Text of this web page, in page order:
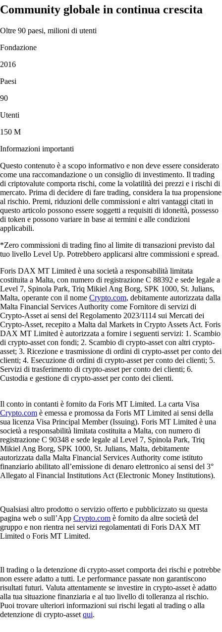
Community globale in continua crescita
Oltre 90 paesi, milioni di utenti
Fondazione
2016
Paesi
90
Utenti
150 M
Informazioni importanti
Questo contenuto è a scopo informativo e non deve essere considerato
come una raccomandazione o un consiglio di investimento. Il trading
di criptovalute comporta rischi, come la volatilità dei prezzi e i rischi di
mercato. Prima di decidere di fare trading, considera la tua propensione
al rischio. Premi, riduzioni delle commissioni e altri vantaggi citati in
questo articolo possono essere soggetti a requisiti di idoneità, possesso
di token e possono variare in base ai termini e alle condizioni
applicabili.
*Zero commissioni di trading fino al limite di transazioni previsto dal
tuo livello Level Up. Potrebbero applicarsi altre commissioni e spread.
Foris DAX MT Limited è una società a responsabilità limitata
costituita a Malta, con numero di registrazione C 88392 e sede legale a
Level 7, Spinola Park, Triq Mikiel Ang Borg, SPK 1000, St. Julians,
Malta, operante con il nome Crypto.com, debitamente autorizzata dalla
Malta Financial Services Authority come Fornitore di servizi di
Crypto-Asset ai sensi del Regolamento 2023/1114 sui Mercati dei
Crypto-Asset, recepito a Malta dal Markets in Crypto Assets Act. Foris
DAX MT Limited è autorizzata a fornire i seguenti servizi: 1. Scambio
di crypto-asset con fondi; 2. Scambio di crypto-asset con altri crypto-
asset; 3. Ricezione e trasmissione di ordini di crypto-asset per conto dei
clienti; 4. Esecuzione di ordini di crypto-asset per conto dei clienti; 5.
Servizi di trasferimento di crypto-asset per conto dei clienti; 6.
Custodia e gestione di crypto-asset per conto dei clienti.
Il conto in contanti è fornito da Foris MT Limited. La carta Visa
Crypto.com è emessa e promossa da Foris MT Limited ai sensi della
sua licenza Visa Principal Member (Issuing). Foris MT Limited è una
società a responsabilità limitata costituita a Malta, con numero di
registrazione C 90348 e sede legale al Level 7, Spinola Park, Triq
Mikiel Ang Borg, SPK 1000, St. Julians, Malta, debitamente
autorizzata dalla Malta Financial Services Authority come istituto
finanziario abilitato all’emissione di denaro elettronico ai sensi del 3°
Allegato al Financial Institutions Act (Electronic Money Institutions).
Qualsiasi altro prodotto o servizio offerto e pubblicizzato su questa
pagina web o sull’App Crypto.com è fornito da altre società del
gruppo e non rientra nei servizi regolamentati di Foris DAX MT
Limited o Foris MT Limited.
Il trading o la detenzione di crypto-asset comporta dei rischi e potrebbe
non essere adatto a tutti. Le performance passate non garantiscono
risultati futuri. Valuta attentamente se investire in crypto-asset è adatto
alla tua situazione finanziaria e al tuo livello di tolleranza al rischio.
Puoi trovare ulteriori informazioni sui rischi legati al trading o alla
detenzione di crypto-asset qui.